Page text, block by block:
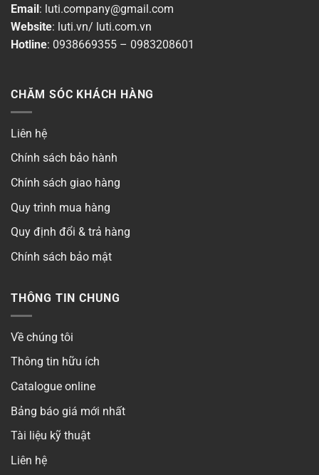
Email : luti.company@gmail.com
Website: luti.vn/ luti.com.vn
Hotline: 0938669355 – 0983208601
CHĂM SÓC KHÁCH HÀNG
Liên hệ
Chính sách bảo hành
Chính sách giao hàng
Quy trình mua hàng
Quy định đổi & trả hàng
Chính sách bảo mật
THÔNG TIN CHUNG
Về chúng tôi
Thông tin hữu ích
Catalogue online
Bảng báo giá mới nhất
Tài liệu kỹ thuật
Liên hệ